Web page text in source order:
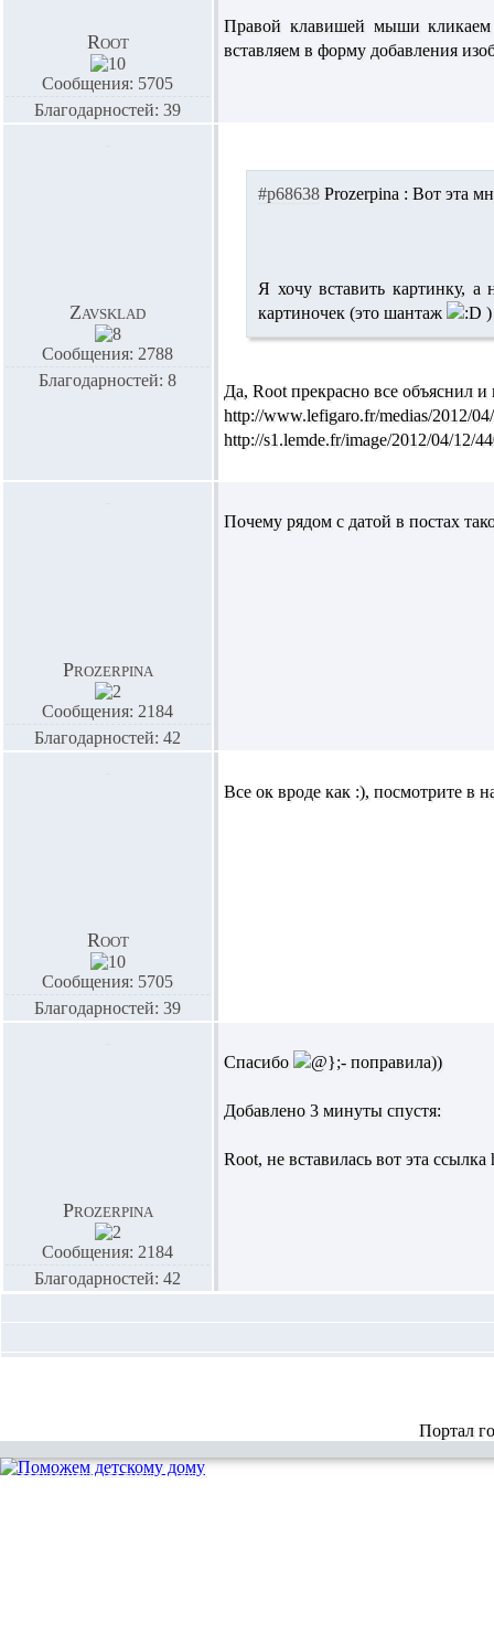
Root
Сообщения: 5705
Благодарностей: 39
Правой клавишей мыши кликаем
вставляем в форму добавления
Zavsklad
Сообщения: 2788
Благодарностей: 8
#p68638 Prozerpina : Вот эта
Я хочу вставить картинку, а
картиночек (это шантаж
)
Да, Root прекрасно все объяснил
http://www.lefigaro.fr/medias/2012/
http://s1.lemde.fr/image/2012/04/12/
Prozerpina
Сообщения: 2184
Благодарностей: 42
Почему рядом с датой в постах
Root
Сообщения: 5705
Благодарностей: 39
Все ок вроде как :), посмотрите в
Prozerpina
Сообщения: 2184
Благодарностей: 42
Спасибо поправила))
Добавлено 3 минуты спустя:
Root, не вставилась вот эта
Портал